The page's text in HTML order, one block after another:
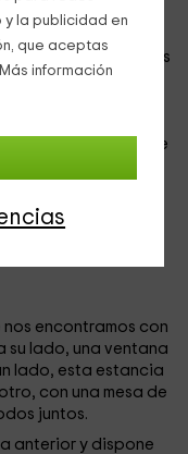
la publicidad en
que aceptas
información
de la
de las poblaciones
forman parte de
y disfrutar de
es el primero de
nos encontramos con
su lado, una ventana
lado, esta estancia
con una mesa de
juntos.
anterior y dispone